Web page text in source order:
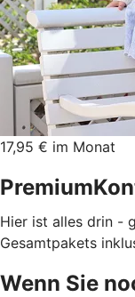
17,95 € im Monat
Hier ist alles drin -
Gesamtpakets
Wenn Sie